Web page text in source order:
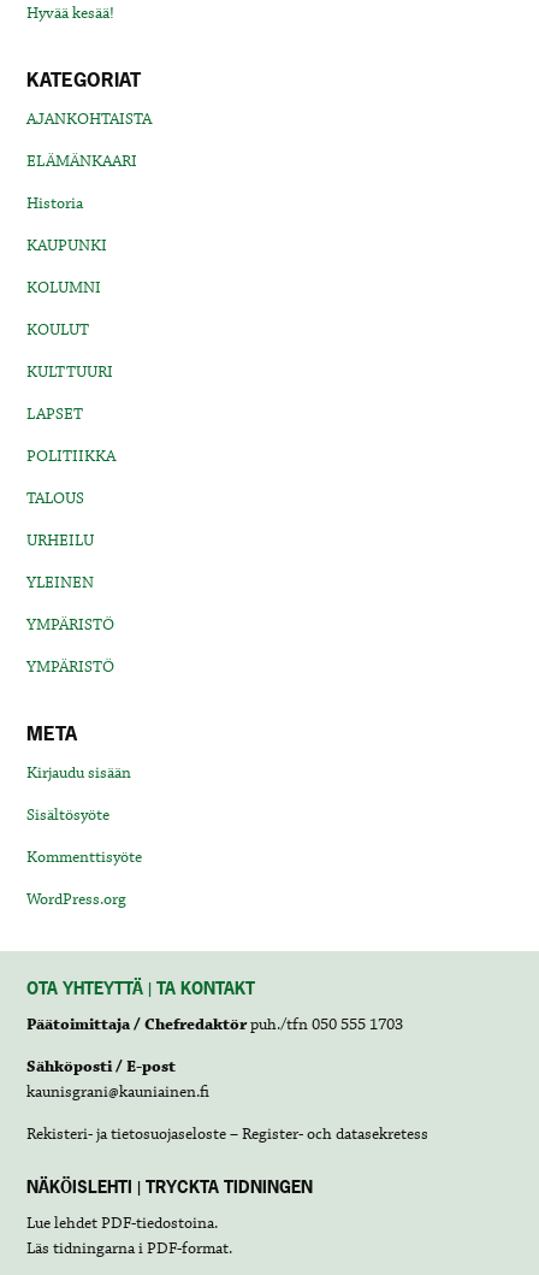
Hyvää kesää!
KATEGORIAT
AJANKOHTAISTA
ELÄMÄNKAARI
Historia
KAUPUNKI
KOLUMNI
KOULUT
KULTTUURI
LAPSET
POLITIIKKA
TALOUS
URHEILU
YLEINEN
YMPÄRISTÖ
YMPÄRISTÖ
META
Kirjaudu sisään
Sisältösyöte
Kommenttisyöte
WordPress.org
OTA YHTEYTTÄ | TA KONTAKT
Päätoimittaja / Chefredaktörpuh./tfn 050 555 1703
Sähköposti / E-post
kaunisgrani@kauniainen.fi
Rekisteri- ja tietosuojaseloste – Register- och datasekretess
NÄKÖISLEHTI | TRYCKTA TIDNINGEN
Lue lehdetPDF-tiedostoina.
Läs tidningarna iPDF-format.